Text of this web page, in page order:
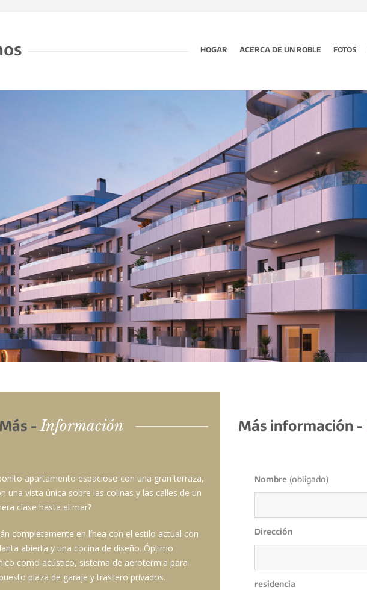
HOGAR ACERCA DE UN ROBLE FOTOS
Más -Información
apartamento espacioso con una gran terraza,
una vista única sobre las colinas y las calles de un
clase hasta el mar?
completamente en línea con el estilo actual con
abierta y una cocina de diseño. Óptimo
como acústico, sistema de aerotermia para
plaza de garaje y trastero privados.
Más información -
Nombre (obligado)
Dirección
residencia